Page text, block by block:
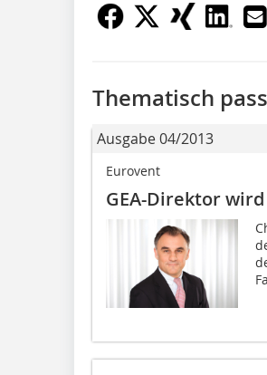
Thematisch
Ausgabe 04/2013
Eurovent
GEA-Direktor